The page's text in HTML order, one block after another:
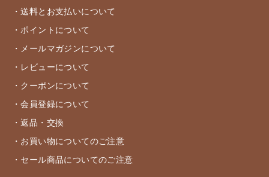
・送料とお支払いについて
・ポイントについて
・メールマガジンについて
・レビューについて
・クーポンについて
・会員登録について
・返品・交換
・お買い物についてのご注意
・セール商品についてのご注意